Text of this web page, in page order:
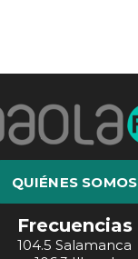
QUIÉNES SOMOS
Frecuencias
104.5 Salamanca